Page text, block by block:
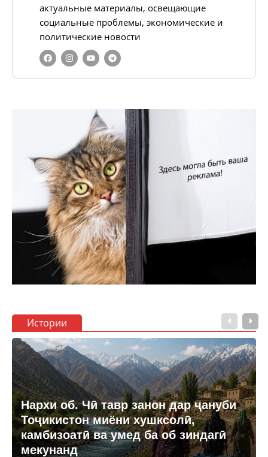
актуальные материалы, освещающие
социальные проблемы, экономические и
политические новости
Истории
Нархи об. Чӣ тавр занон дар ҷануби
Тоҷикистон миёни хушксолӣ,
камбизоатӣ ва умед ба об зиндагӣ
мекунанд